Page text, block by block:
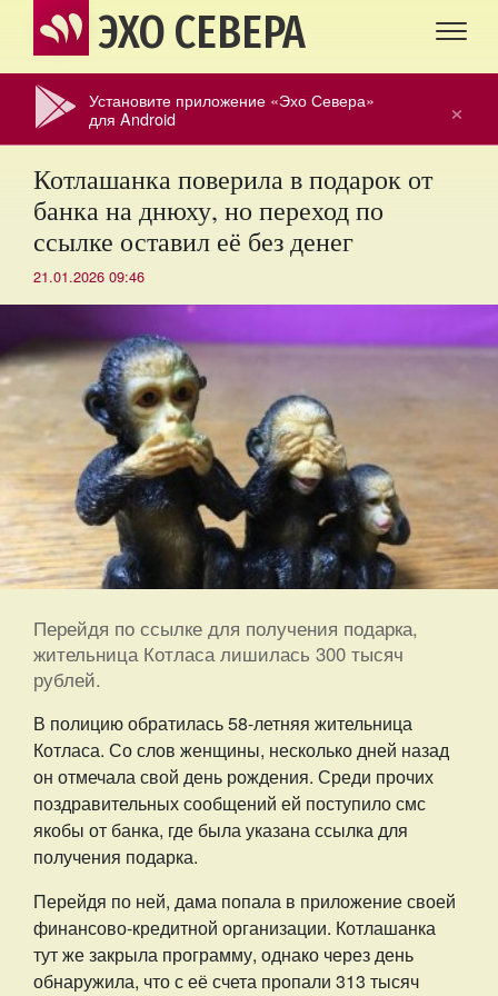
ЭХО СЕВЕРА
×
Установите приложение «Эхо Севера»
для Android
Котлашанка поверила в подарок от
банка на днюху, но переход по
ссылке оставил её без денег
21.01.2026 09:46
Перейдя по ссылке для получения подарка,
жительница Котласа лишилась 300 тысяч
рублей.
В полицию обратилась 58-летняя жительница
Котласа. Со слов женщины, несколько дней назад
он отмечала свой день рождения. Среди прочих
поздравительных сообщений ей поступило смс
якобы от банка, где была указана ссылка для
получения подарка.
Перейдя по ней, дама попала в приложение своей
финансово-кредитной организации. Котлашанка
тут же закрыла программу, однако через день
обнаружила, что с её счета пропали 313 тысяч